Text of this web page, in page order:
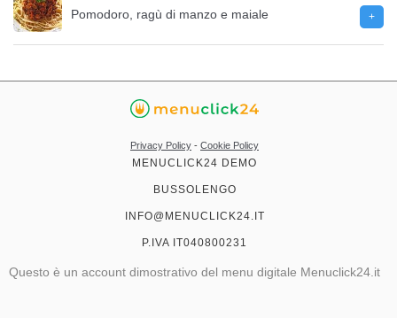
Pomodoro, ragù di manzo e maiale
Privacy Policy - Cookie Policy
MENUCLICK24 DEMO
BUSSOLENGO
INFO@MENUCLICK24.IT
P.IVA IT040800231
Questo è un account dimostrativo del menu digitale Menuclick24.it